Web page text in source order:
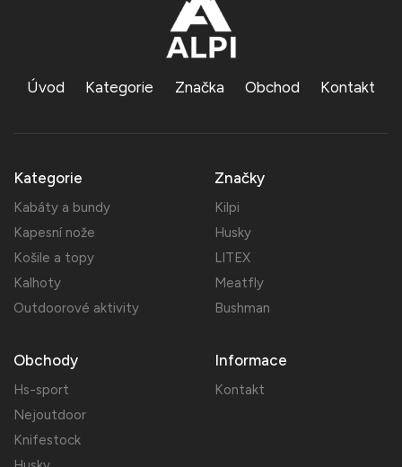
Úvod Kategorie Značka Obchod Kontakt
Kategorie
Kabáty a bundy
Kapesní nože
Košile a topy
Kalhoty
Outdoorové aktivity
Značky
Kilpi
Husky
LITEX
Meatfly
Bushman
Obchody
Hs-sport
Nejoutdoor
Knifestock
Informace
Kontakt